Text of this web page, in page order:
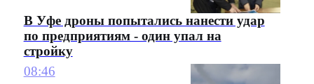
В Уфе дроны попытались нанести удар
по предприятиям - один упал на
стройку
08:46